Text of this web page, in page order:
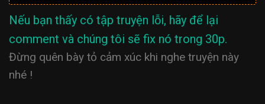
Nếu bạn thấy có tập truyện lỗi, hãy để lại
comment và chúng tôi sẽ fix nó trong 30p.
Đừng quên bày tỏ cảm xúc khi nghe truyện này
nhé !